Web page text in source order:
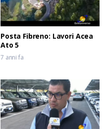
Posta Fibreno: Lavori Acea
Ato 5
7 anni fa